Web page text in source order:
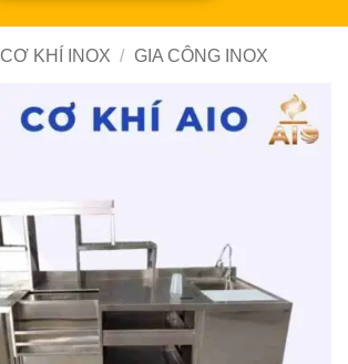
CƠ KHÍ INOX / GIA CÔNG INOX